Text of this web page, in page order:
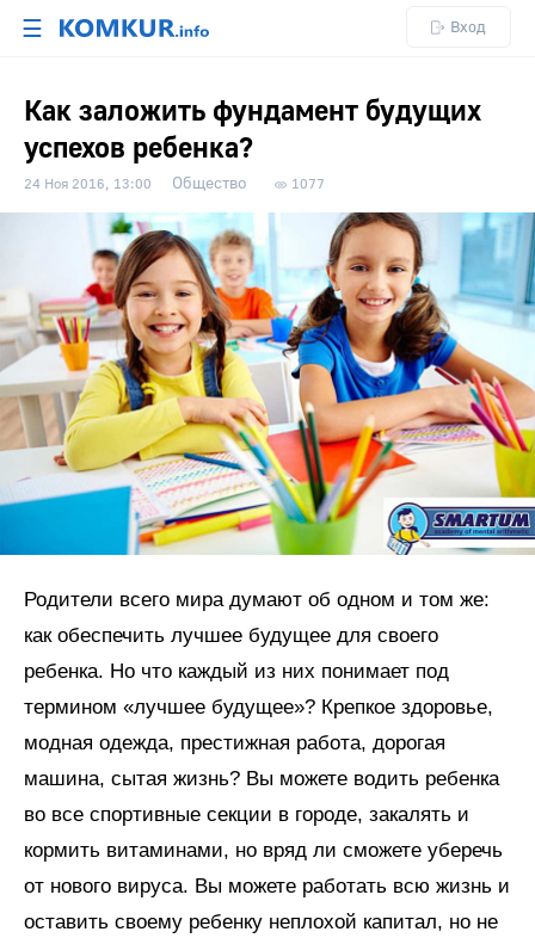
☰ Вход
Как заложить фундамент будущих
успехов ребенка?
24 Ноя 2016, 13:00 Общество 1077
Родители всего мира думают об одном и том же:
как обеспечить лучшее будущее для своего
ребенка. Но что каждый из них понимает под
термином «лучшее будущее»? Крепкое здоровье,
модная одежда, престижная работа, дорогая
машина, сытая жизнь? Вы можете водить ребенка
во все спортивные секции в городе, закалять и
кормить витаминами, но вряд ли сможете уберечь
от нового вируса. Вы можете работать всю жизнь и
оставить своему ребенку неплохой капитал, но не